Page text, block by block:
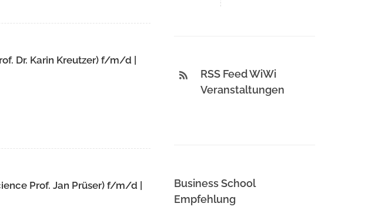
Dr. Karin Kreutzer) f/m/d |
Prof. Jan Prüser) f/m/d |
RSS Feed WiWi
Veranstaltungen
Business School
Empfehlung